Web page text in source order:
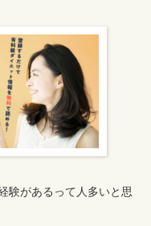
験があるって人多いと思